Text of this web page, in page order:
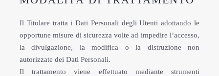
Il Titolare tratta i Dati Personali degli Utenti adottando le
opportune misure di sicurezza volte ad impedire l’accesso,
la divulgazione, la modifica o la distruzione non
autorizzate dei Dati Personali.
Il trattamento viene effettuato mediante strumenti